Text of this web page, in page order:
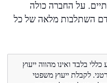
על החברה כולה
השתלבות מלאה של כל
בלבד ואינו מהווה ייעוץ
לקבלת ייעוץ משפטי